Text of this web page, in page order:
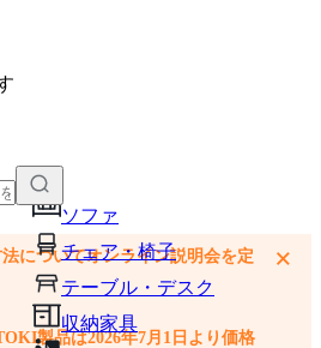
ソファ
チェア・椅子
テーブル・デスク
収納家具
貼り付けて、カートに追加できます
についてオンライン説明会を定
製品は2026年7月1日より価格
×